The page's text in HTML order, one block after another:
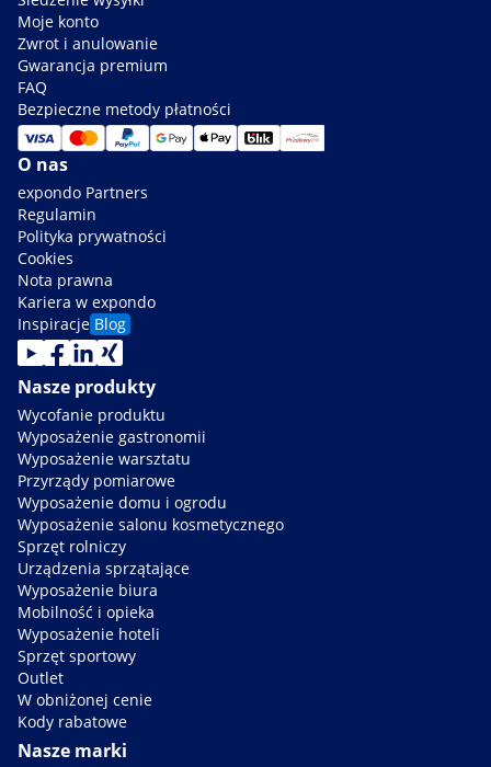
Moje konto
Zwrot i anulowanie
Gwarancja premium
FAQ
Bezpieczne metody płatności
O nas
expondo Partners
Regulamin
Polityka prywatności
Cookies
Nota prawna
Kariera w expondo
Inspiracje Blog
Nasze produkty
Wycofanie produktu
Wyposażenie gastronomii
Wyposażenie warsztatu
Przyrządy pomiarowe
Wyposażenie domu i ogrodu
Wyposażenie salonu kosmetycznego
Sprzęt rolniczy
Urządzenia sprzątające
Wyposażenie biura
Mobilność i opieka
Wyposażenie hoteli
Sprzęt sportowy
Outlet
W obniżonej cenie
Kody rabatowe
Nasze marki